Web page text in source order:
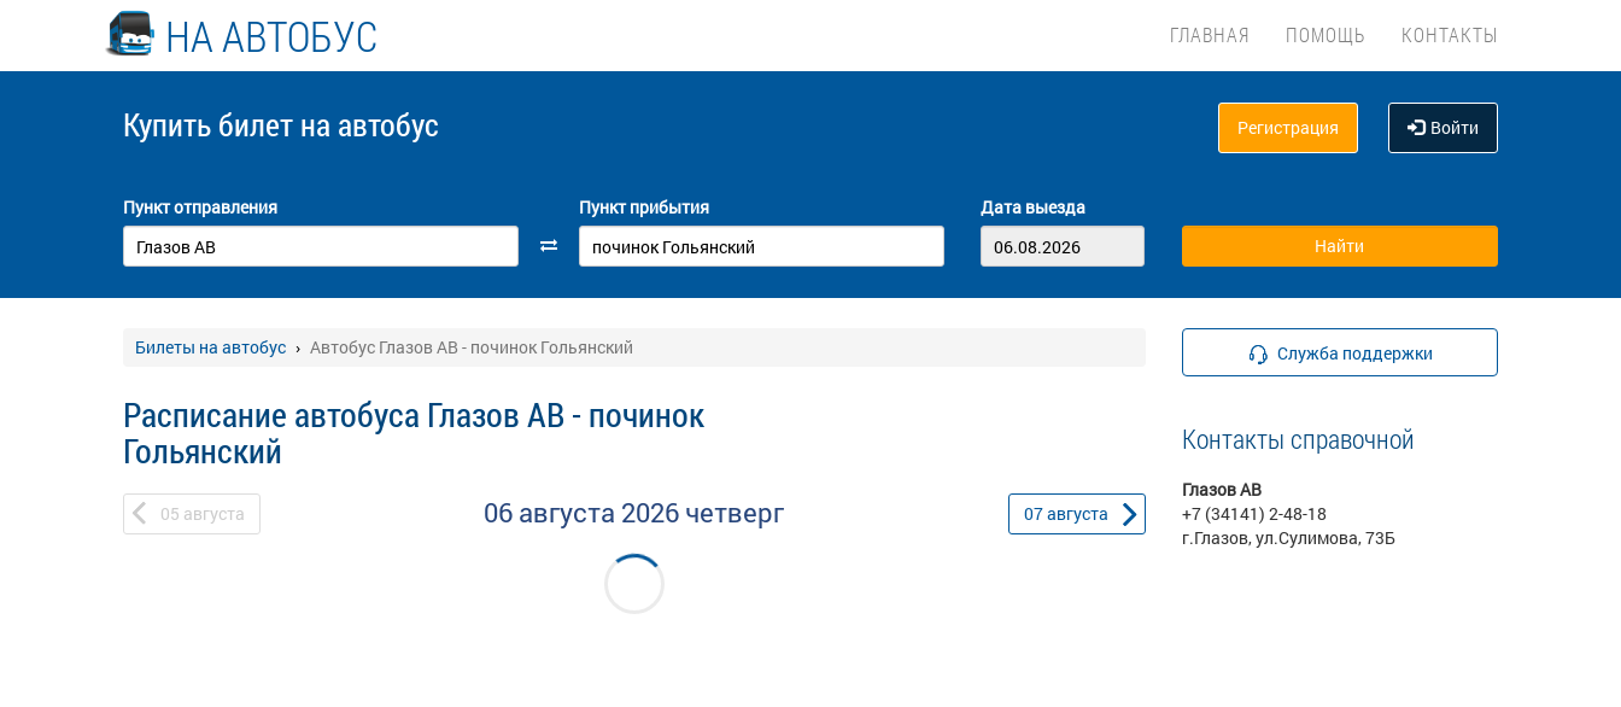
НА АВТОБУС ГЛАВНАЯ ПОМОЩЬ КОНТАКТЫ
Купить билет на автобус Регистрация Войти
Пункт отправления Пункт прибытия Дата выезда
Билеты на автобус Автобус Глазов АВ - починок Гольянский
Расписание автобуса Глазов АВ - починок
Гольянский
05 августа 06 августа 2026 четверг 07августа
Служба поддержки
Контакты справочной
Глазов АВ
+7 (34141) 2-48-18
г.Глазов, ул.Сулимова, 73Б